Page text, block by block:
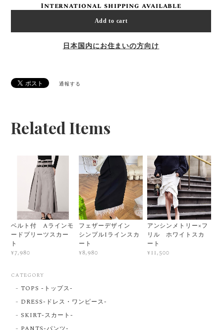
International shipping available
Add to cart
日本国内にお住まいの方向け
通報する
Related Items
ベルト付 Aラインモ
ードプリーツスカー
ト
¥7,980
フェザーデザイン
シンプルIラインスカ
ート
¥8,980
アンシンメトリー×フ
リル ホワイトスカ
ート
¥11,500
CATEGORY
TOPS -トップス-
DRESS-ドレス・ワンピース-
SKIRT-スカート-